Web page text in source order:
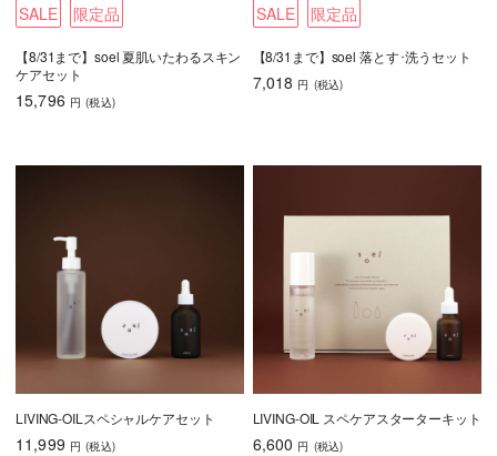
フェイス
SALE 限定品
【8/31まで】soel 夏肌いたわるスキン
ケアセット
15,796 円 (税込)
SALE 限定品
【8/31まで】soel 落とす･洗うセット
7,018 円 (税込)
LIVING-OILスペシャルケアセット
11,999 円 (税込)
LIVING-OIL スペケアスターターキット
6,600 円 (税込)